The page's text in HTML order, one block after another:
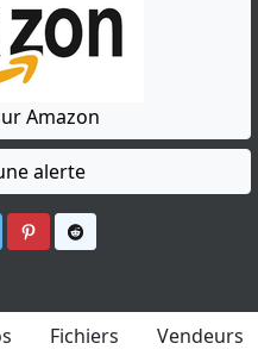
Amazon
alerte
Partager sur Twitter
Partager sur Pinterest
Fichiers Vendeurs